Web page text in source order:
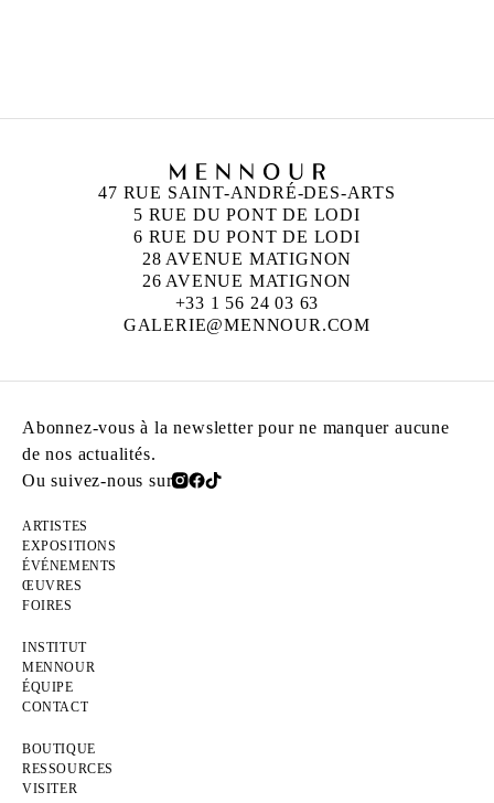
47 RUE SAINT-ANDRÉ-DES-ARTS
5 RUE DU PONT DE LODI
6 RUE DU PONT DE LODI
28 AVENUE MATIGNON
26 AVENUE MATIGNON
+33 1 56 24 03 63
GALERIE@MENNOUR.COM
Abonnez-vous à la newsletter pour ne manquer aucune
de nos actualités.
Ou suivez-nous sur
ARTISTES
EXPOSITIONS
ÉVÉNEMENTS
ŒUVRES
FOIRES
INSTITUT
MENNOUR
ÉQUIPE
CONTACT
BOUTIQUE
RESSOURCES
VISITER